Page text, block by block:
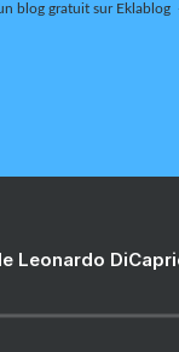
blog gratuit sur Eklablog
Leonardo